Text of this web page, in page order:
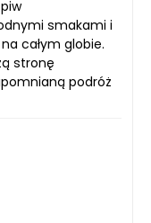
smakami i
całym globie.
stronę
podróż